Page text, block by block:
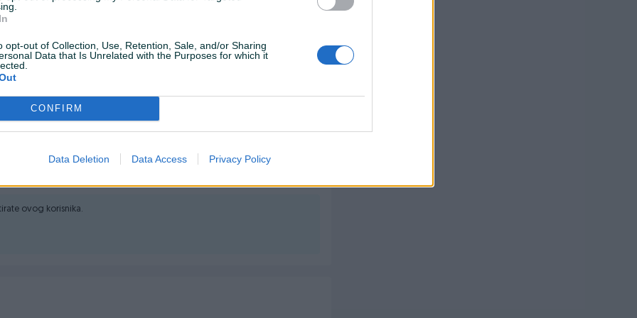
opt-out of Collection, Use, Retention, Sale, and/or Sharing
Data that Is Unrelated with the Purposes for which it
CONFIRM
Data Deletion Data Access Privacy Policy
domaćinstava i manjih privrednih objekata pitkom
lakoj montaži na različite sisteme. Zagarantovan
ovog korisnika.